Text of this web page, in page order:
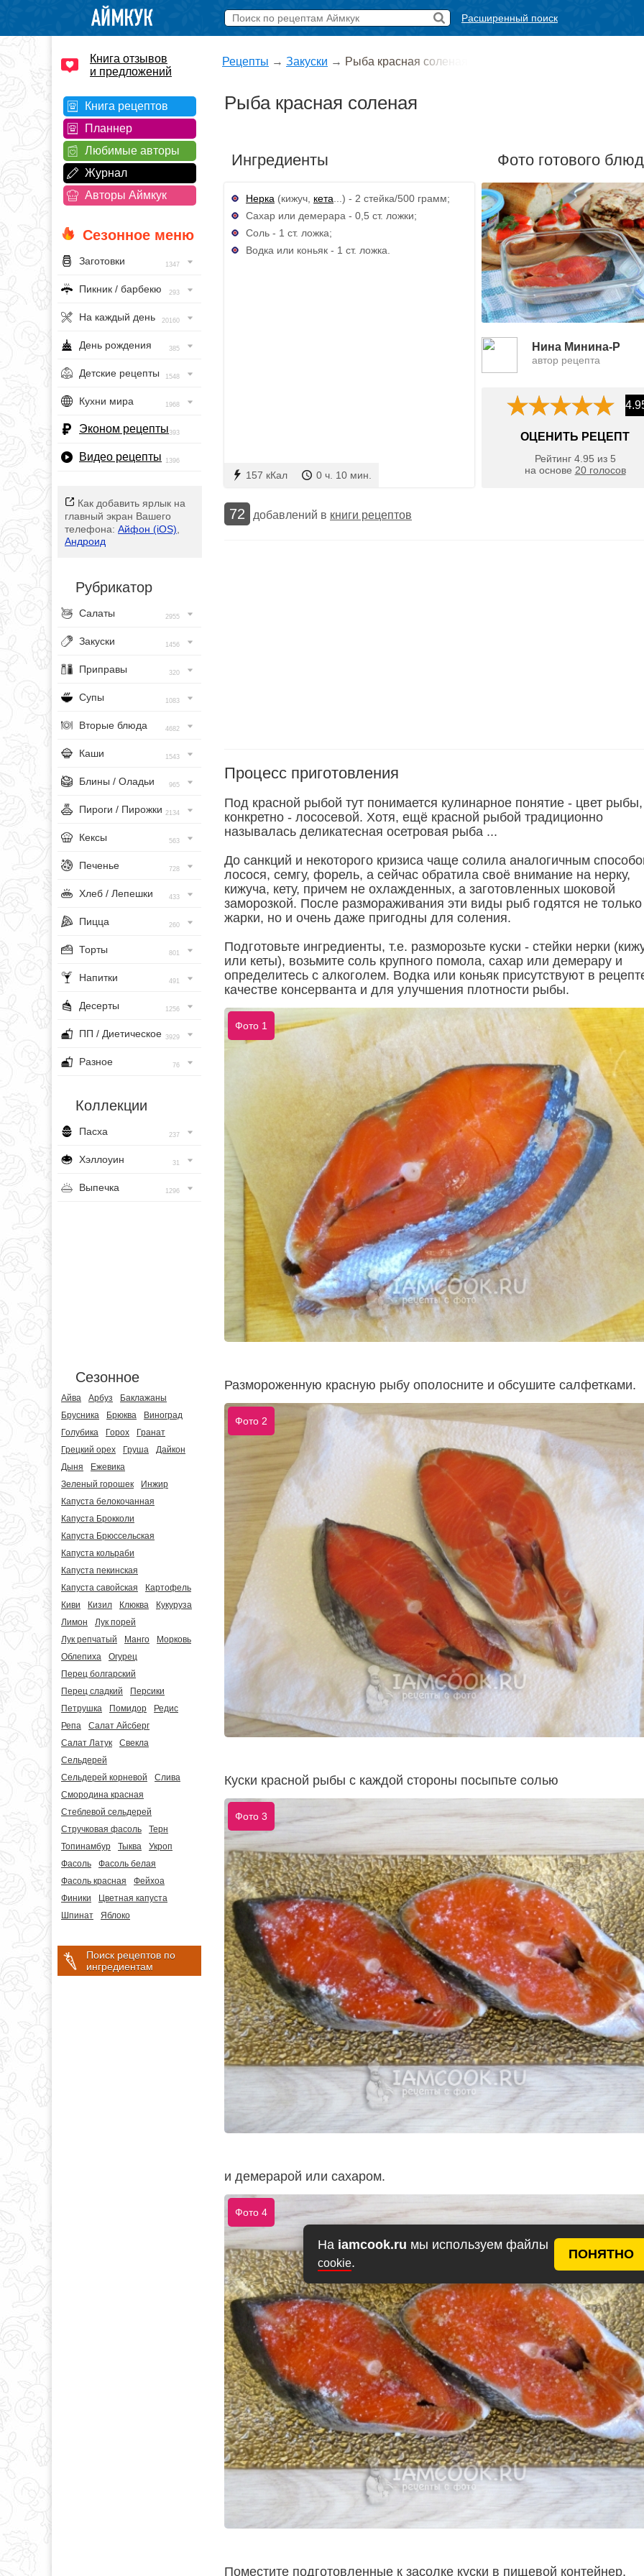
На iamcook.ru мы используем файлы
cookie.
ПОНЯТНО
Расширенный поиск
Книга отзывов
и предложений
Книга рецептов
Планнер
Любимые авторы
Журнал
Авторы Аймкук
Сезонное меню
Заготовки 1347
Пикник / барбекю 293
На каждый день 20160
День рождения 385
Детские рецепты 1548
Кухни мира 1968
Эконом рецепты393
Видео рецепты 1396
Как добавить ярлык на
главный экран Вашего
телефона: Айфон (iOS)
Андроид
Рубрикатор
Салаты 2955
Закуски 1456
Приправы 320
Супы 1083
Вторые блюда 4682
Каши 1543
Блины / Оладьи 965
Пироги / Пирожки 2134
Кексы 563
Печенье 728
Хлеб / Лепешки 433
Пицца 260
Торты 801
Напитки 491
Десерты 1256
ПП / Диетическое 3929
Разное 76
Коллекции
Пасха 237
Хэллоуин 31
Выпечка 1296
Сезонное
Айва Арбуз
Баклажаны
Брусника
Брюква
Виноград
Голубика
Горох
Гранат
Грецкий орех
Груша
Дайкон
Дыня
Ежевика
Зеленый горошек
Инжир
Капуста белокочанная
Капуста Брокколи
Капуста Брюссельская
Капуста кольраби
Капуста пекинская
Капуста савойская
Картофель
Киви
Кизил Клюква
Кукуруза
Лимон
Лук порей
Лук репчатый
Манго
Морковь
Облепиха
Огурец
Перец болгарский
Перец сладкий
Персики
Петрушка
Помидор
Редис
Репа
Салат Айсберг
Салат Латук
Свекла
Сельдерей
Сельдерей корневой
Слива
Смородина красная
Стеблевой сельдерей
Стручковая фасоль
Терн
Топинамбур
Тыква
Укроп
Фасоль
Фасоль белая
Фасоль красная
Фейхоа
Финики
Цветная капуста
Шпинат
Яблоко
Поиск рецептов по
ингредиентам
Рецепты → Закуски → Рыба красная соленая
Рыба красная соленая
Ингредиенты
Нерка (кижуч, кета ...) - 2 стейка/500 грамм;
Сахар или демерара - 0,5 ст. ложки;
Соль - 1 ст. ложка;
Водка или коньяк - 1 ст. ложка.
157 кКал 0 ч. 10 мин.
Фото готового
Нина Минина-Р
автор рецепта
ОЦЕНИТЬ РЕЦЕПТ
Рейтинг 4.95 из 5
на основе 20голосов
72 добавлений в книги рецептов
Процесс приготовления
Под красной рыбой тут понимается кулинарное понятие - цвет
конкретно - лососевой. Хотя, ещё красной рыбой традиционно
называлась деликатесная осетровая рыба ...
До санкций и некоторого кризиса чаще солила аналогичным
лосося, семгу, форель, а сейчас обратила своё внимание на нерку,
кижуча, кету, причем не охлажденных, а заготовленных шоковой
заморозкой. После размораживания эти виды рыб годятся не
жарки, но и очень даже пригодны для соления.
Подготовьте ингредиенты, т.е. разморозьте куски - стейки нерки
или кеты), возьмите соль крупного помола, сахар или демерару и
определитесь с алкоголем. Водка или коньяк присутствуют в
качестве консерванта и для улучшения плотности рыбы.
Фото 1
Размороженную красную рыбу ополосните и обсушите салфетками.
Фото 2
Куски красной рыбы с каждой стороны посыпьте солью
Фото 3
и демерарой или сахаром.
Фото 4
Поместите подготовленные к засолке куски в пищевой контейнер,